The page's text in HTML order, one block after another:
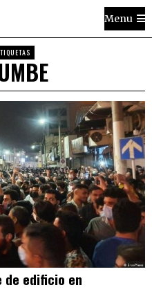
Menu
edificio en